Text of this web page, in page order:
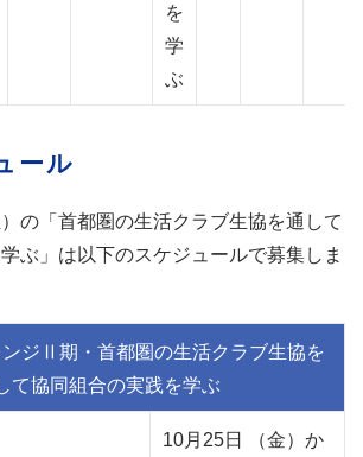
を
学
ぶ
ール
の「首都圏の生活クラブ生協を通して
ぶ」は以下のスケジュールで募集しま
ジⅡ期・首都圏の生活クラブ生協を
て協同組合の実践を学ぶ
10月25日 （金）か